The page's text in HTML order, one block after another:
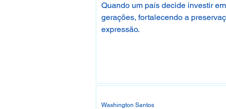
Quando um país decide investir
gerações, fortalecendo a
expressão.
Washington Santos